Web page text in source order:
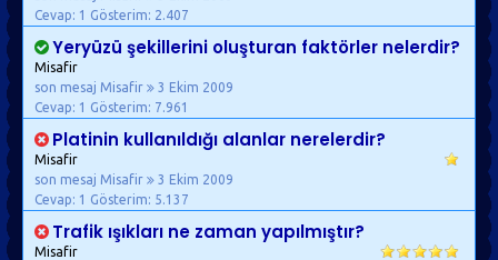
Cevap: 1 Gösterim: 2.407
Yeryüzü şekillerini oluşturan faktörler nelerdir?
Misafir
son mesaj Misafir
3 Ekim 2009
Cevap: 1 Gösterim: 7.961
Platinin kullanıldığı alanlar nerelerdir?
Misafir
son mesaj Misafir
3 Ekim 2009
Cevap: 1 Gösterim: 5.137
Trafik ışıkları ne zaman yapılmıştır?
Misafir